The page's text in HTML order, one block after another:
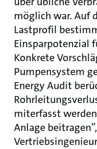
möglich war. Auf
Lastprofil
Einsparpotenzial
Konkrete
Pumpensystem
Energy Audit
miterfasst
Anlage